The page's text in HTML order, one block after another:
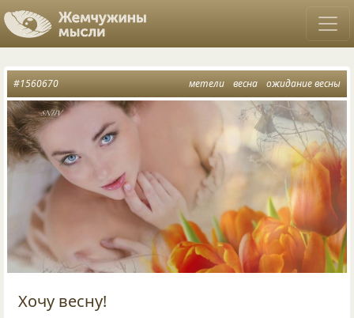
метели весна ожидание весны
#1560670
Хочу весну!